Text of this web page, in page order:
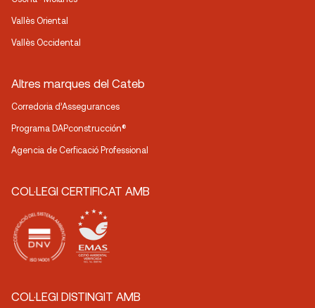
Vallès Oriental
Vallès Occidental
Altres marques del Cateb
Corredoria d’Assegurances
Programa DAPconstrucción®
Agencia de Cerficació Professional
COL·LEGI CERTIFICAT AMB
COL·LEGI DISTINGIT AMB